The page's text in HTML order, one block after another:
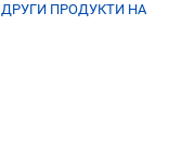
ПРОДУКТИ НА